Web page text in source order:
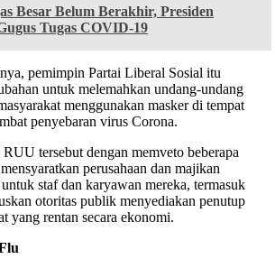
Besar Belum Berakhir, Presiden
Tugas COVID-19
pemimpin Partai Liberal Sosial itu
untuk melemahkan undang-undang
menggunakan masker di tempat
penyebaran virus Corona.
tersebut dengan memveto beberapa
perusahaan dan majikan
staf dan karyawan mereka, termasuk
otoritas publik menyediakan penutup
yang rentan secara ekonomi.